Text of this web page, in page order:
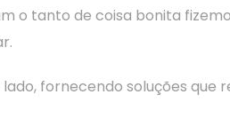
o tanto de coisa bonita
fornecendo soluções que